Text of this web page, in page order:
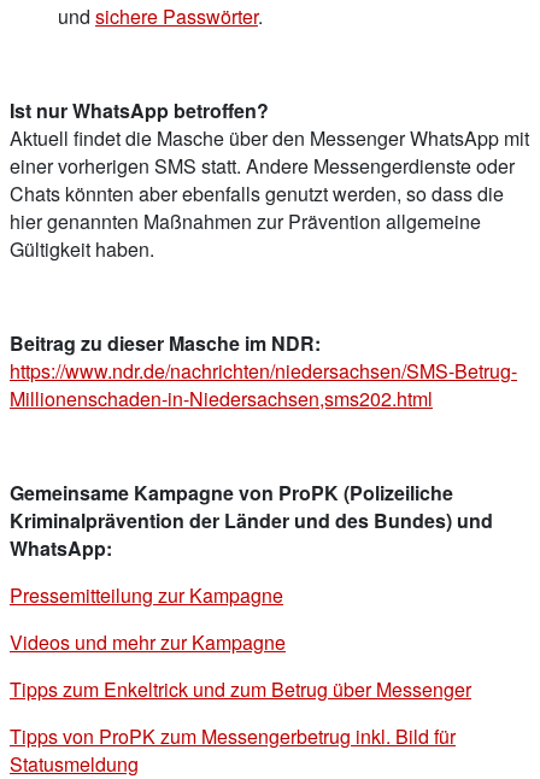
und sichere Passwörter.
Ist nur WhatsApp betroffen?
Aktuell findet die Masche über den Messenger WhatsApp mit
einer vorherigen SMS statt. Andere Messengerdienste oder
Chats könnten aber ebenfalls genutzt werden, so dass die
hier genannten Maßnahmen zur Prävention allgemeine
Gültigkeit haben.
Beitrag zu dieser Masche im NDR:
https://www.ndr.de/nachrichten/niedersachsen/SMS-Betrug-
Millionenschaden-in-Niedersachsen,sms202.html
Gemeinsame Kampagne von ProPK (Polizeiliche
Kriminalprävention der Länder und des Bundes) und
WhatsApp:
Pressemitteilung zur Kampagne
Videos und mehr zur Kampagne
Tipps zum Enkeltrick und zum Betrug über Messenger
Tipps von ProPK zum Messengerbetrug inkl. Bild für
Statusmeldung